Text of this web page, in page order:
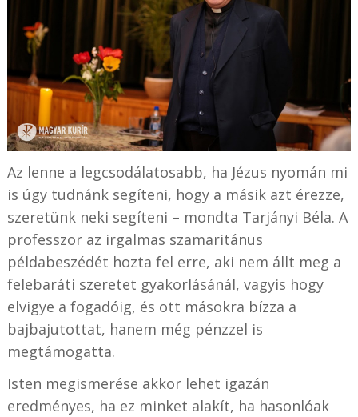
Az lenne a legcsodálatosabb, ha Jézus nyomán mi
is úgy tudnánk segíteni, hogy a másik azt érezze,
szeretünk neki segíteni – mondta Tarjányi Béla. A
professzor az irgalmas szamaritánus
példabeszédét hozta fel erre, aki nem állt meg a
felebaráti szeretet gyakorlásánál, vagyis hogy
elvigye a fogadóig, és ott másokra bízza a
bajbajutottat, hanem még pénzzel is
megtámogatta.
Isten megismerése akkor lehet igazán
eredményes, ha ez minket alakít, ha hasonlóak